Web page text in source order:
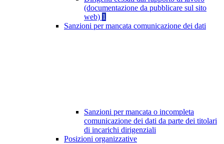
(documentazione da pubblicare sul sito
web) 1
Sanzioni per mancata comunicazione dei dati
Sanzioni per mancata o incompleta
comunicazione dei dati da parte dei titolari
di incarichi dirigenziali
Posizioni organizzative